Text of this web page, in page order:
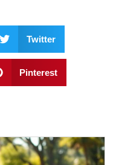
Twitter
Pinterest